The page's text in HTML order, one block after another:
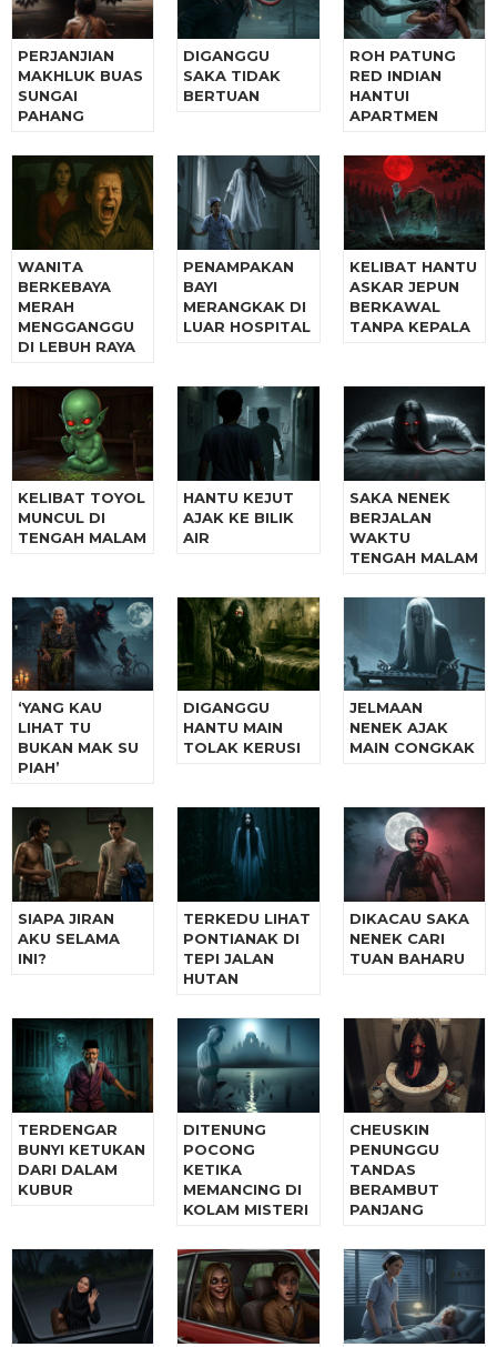
PERJANJIAN
MAKHLUK BUAS
SUNGAI
PAHANG
DIGANGGU
SAKA TIDAK
BERTUAN
ROH PATUNG
RED INDIAN
HANTUI
APARTMEN
WANITA
BERKEBAYA
MERAH
MENGGANGGU
DI LEBUH RAYA
PENAMPAKAN
BAYI
MERANGKAK DI
LUAR HOSPITAL
KELIBAT HANTU
ASKAR JEPUN
BERKAWAL
TANPA KEPALA
KELIBAT TOYOL
MUNCUL DI
TENGAH MALAM
HANTU KEJUT
AJAK KE BILIK
AIR
SAKA NENEK
BERJALAN
WAKTU
TENGAH MALAM
‘YANG KAU
LIHAT TU
BUKAN MAK SU
PIAH’
DIGANGGU
HANTU MAIN
TOLAK KERUSI
JELMAAN
NENEK AJAK
MAIN CONGKAK
SIAPA JIRAN
AKU SELAMA
INI?
TERKEDU LIHAT
PONTIANAK DI
TEPI JALAN
HUTAN
DIKACAU SAKA
NENEK CARI
TUAN BAHARU
TERDENGAR
BUNYI KETUKAN
DARI DALAM
KUBUR
DITENUNG
POCONG
KETIKA
MEMANCING DI
KOLAM MISTERI
CHEUSKIN
PENUNGGU
TANDAS
BERAMBUT
PANJANG